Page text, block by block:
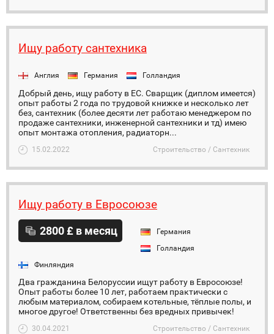
Ищу работу сантехника
Англия Германия Голландия
Добрый день, ищу работу в ЕС. Сварщик (диплом имеется)
опыт работы 2 года по трудовой книжке и несколько лет
без, сантехник (более десяти лет работаю менеджером по
продаже сантехники, инженерной сантехники и тд) имею
опыт монтажа отопления, радиаторн...
15.02.2022 Строительство / Сантехник
Ищу работу в Евросоюзе
2800 £ в месяц
Германия
Голландия
Финляндия
Два гражданина Белоруссии ищут работу в Евросоюзе!
Опыт работы более 10 лет, работаем практически с
любым материалом, собираем котельные, тёплые полы, и
многое другое! Ответственны без вредных привычек!
30.04.2021 Строительство / Сантехник